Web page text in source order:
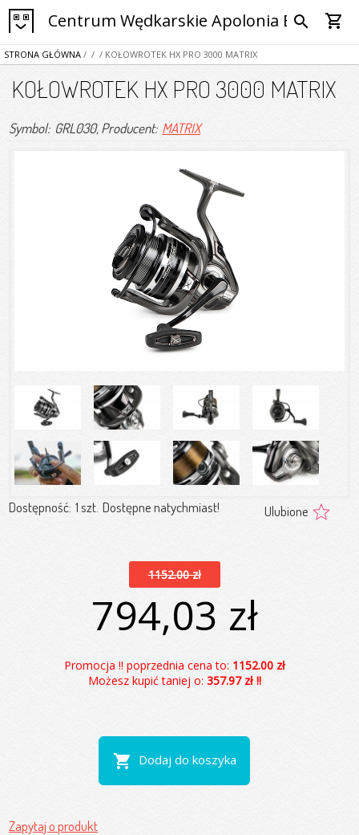
Centrum Wędkarskie Apolonia Bytom
search shopping_cart
STRONA GŁÓWNA / / / KOŁOWROTEK HX PRO 3000 MATRIX
KOŁOWROTEK HX PRO 3000 MATRIX
Symbol: GRL030, Producent: MATRIX
Dostępność: 1 szt. Dostępne natychmiast! Ulubione
1152.00 zł
794,03 zł
Promocja !! poprzednia cena to: 1152.00 zł
Możesz kupić taniej o: 357.97 zł !!
shopping_cart Dodaj do koszyka
Zapytaj o produkt